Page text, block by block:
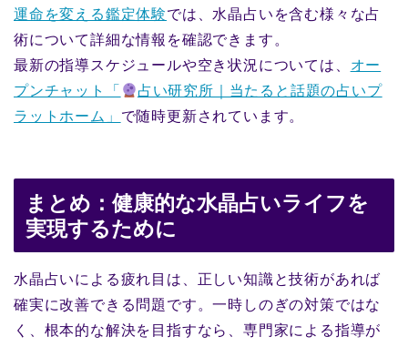
運命を変える鑑定体験では、水晶占いを含む様々な占
術について詳細な情報を確認できます。
最新の指導スケジュールや空き状況については、 オー
プンチャット「
占い研究所｜当たると話題の占いプ
ラットホーム」 で随時更新されています。
まとめ：健康的な水晶占いライフを
実現するために
水晶占いによる疲れ目は、正しい知識と技術があれば
確実に改善できる問題です。一時しのぎの対策ではな
く、根本的な解決を目指すなら、専門家による指導が